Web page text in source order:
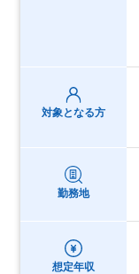
対象となる方
勤務地
想定年収